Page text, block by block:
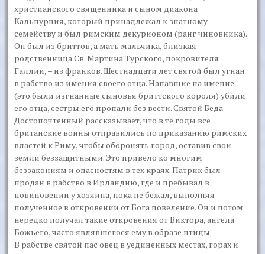
христианского священника и сыном диакона
Кальпурния, который принадлежал к знатному
семейству и был римским декурионом (ранг чиновника).
Он был из бриттов, а мать мальчика, близкая
родственница Св. Мартина Турского, покровителя
Галлии, – из франков. Шестнадцати лет святой был угнан
в рабство из имения своего отца. Напавшие на имение
(это были изгнанные сыновья бриттского короля) убили
его отца, сестры его пропали без вести. Святой Беда
Достопочтенный рассказывает, что в те годы все
британские воины отправились по приказанию римских
властей к Риму, чтобы оборонять город, оставив свои
земли беззащитными. Это привело ко многим
беззакониям и опасностям в тех краях. Патрик был
продан в рабство в Ирландию, где и пребывал в
повиновении у хозяина, пока не бежал, выполняя
полученное в откровении от Бога повеление. Он и потом
нередко получал такие откровения от Виктора, ангела
Божьего, часто являвшегося ему в образе птицы.
В рабстве святой пас овец в уединенных местах, горах и